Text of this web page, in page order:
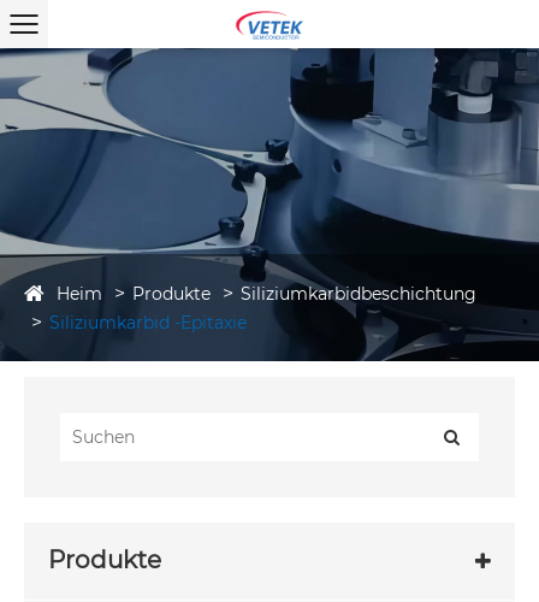
Heim Produkte
Siliziumkarbidbeschichtung
Siliziumkarbid -Epitaxie
Produkte